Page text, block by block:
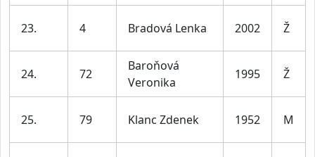
23. 4 Bradová Lenka 2002 Ž
24. 72
Baroňová
Veronika
1995 Ž
25. 79 Klanc Zdenek 1952 M